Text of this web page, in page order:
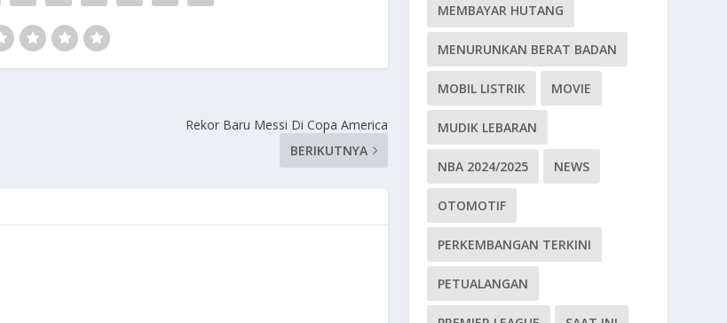
Rekor Baru Messi Di Copa America
BERIKUTNYA
MEMBAYAR HUTANG
MENURUNKAN BERAT BADAN
MOBIL LISTRIK MOVIE
MUDIK LEBARAN
NBA 2024/2025 NEWS
OTOMOTIF
PERKEMBANGAN TERKINI
PETUALANGAN